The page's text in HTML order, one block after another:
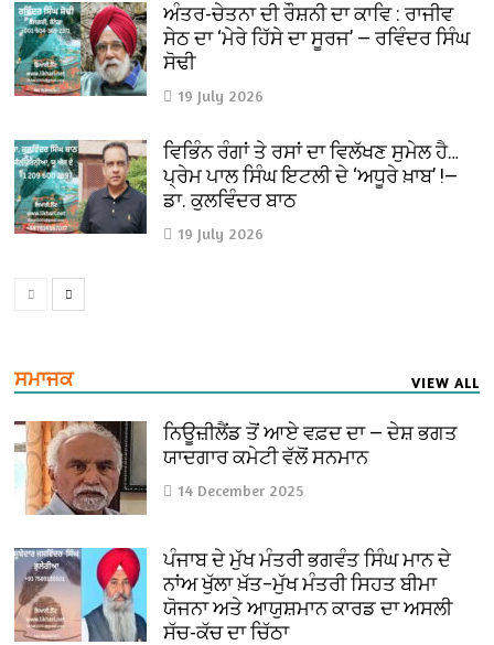
ਅੰਤਰ-ਚੇਤਨਾ ਦੀ ਰੌਸ਼ਨੀ ਦਾ ਕਾਵਿ : ਰਾਜੀਵ
ਸੇਠ ਦਾ ‘ਮੇਰੇ ਹਿੱਸੇ ਦਾ ਸੂਰਜ’ — ਰਵਿੰਦਰ ਸਿੰਘ
ਸੋਢੀ
19 July 2026
ਵਿਭਿੰਨ ਰੰਗਾਂ ਤੇ ਰਸਾਂ ਦਾ ਵਿਲੱਖਣ ਸੁਮੇਲ ਹੈ…
ਪ੍ਰੇਮ ਪਾਲ ਸਿੰਘ ਇਟਲੀ ਦੇ ‘ਅਧੂਰੇ ਖ਼ਾਬ’ !—
ਡਾ. ਕੁਲਵਿੰਦਰ ਬਾਠ
19 July 2026
ਸਮਾਜਕ VIEW ALL
ਨਿਊਜ਼ੀਲੈਂਡ ਤੋਂ ਆਏ ਵਫ਼ਦ ਦਾ — ਦੇਸ਼ ਭਗਤ
ਯਾਦਗਾਰ ਕਮੇਟੀ ਵੱਲੋਂ ਸਨਮਾਨ
14 December 2025
ਪੰਜਾਬ ਦੇ ਮੁੱਖ ਮੰਤਰੀ ਭਗਵੰਤ ਸਿੰਘ ਮਾਨ ਦੇ
ਨਾਂਅ ਖੁੱਲਾ ਖ਼ੱਤ–ਮੁੱਖ ਮੰਤਰੀ ਸਿਹਤ ਬੀਮਾ
ਯੋਜਨਾ ਅਤੇ ਆਯੁਸ਼ਮਾਨ ਕਾਰਡ ਦਾ ਅਸਲੀ
ਸੱਚ-ਕੱਚ ਦਾ ਚਿੱਠਾ